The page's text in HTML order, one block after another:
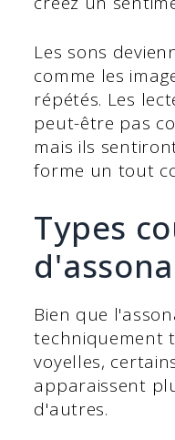
Les sons
comme les
répétés. Les
peut-être pas
mais ils
forme un tout
Types
Bien que
techniquement
voyelles,
apparaissent
d'autres.